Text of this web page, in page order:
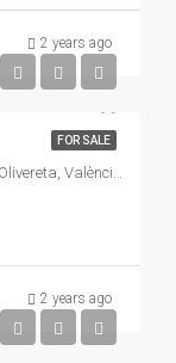
2 years ago
FOR SALE
Avinguda del Cid, 8 de Març, Tres Forques, l'Olivereta, València, Comarca de València, València / Valencia, Comunitat Valenciana, 46018, España
2 years ago